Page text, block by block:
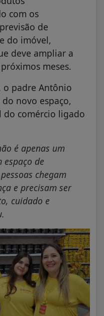
com os
de
do imóvel,
deve ampliar a
meses.
o padre Antônio
novo espaço,
do comércio ligado
é apenas um
espaço de
chegam
e precisam ser
cuidado e